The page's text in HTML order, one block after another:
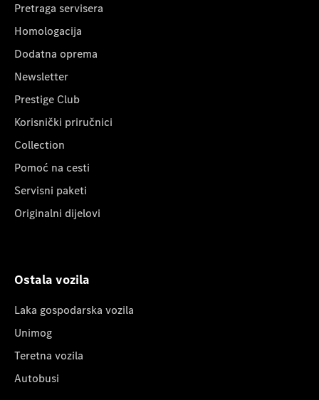
Pretraga servisera
Homologacija
Dodatna oprema
Newsletter
Prestige Club
Korisnički priručnici
Collection
Pomoć na cesti
Servisni paketi
Originalni dijelovi
Ostala vozila
Laka gospodarska vozila
Unimog
Teretna vozila
Autobusi